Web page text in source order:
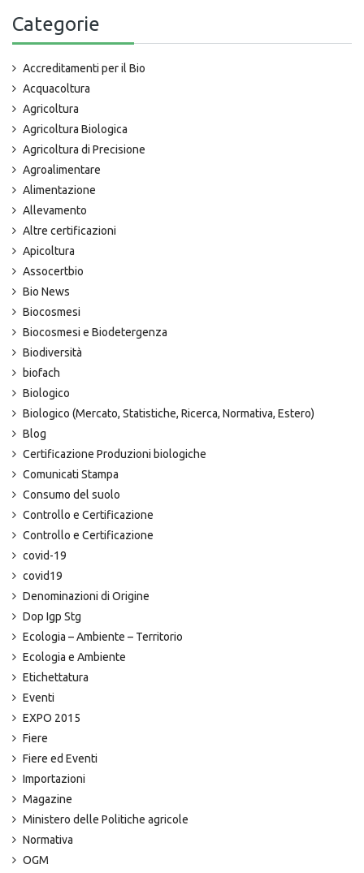
Categorie
Accreditamenti per il Bio
Acquacoltura
Agricoltura
Agricoltura Biologica
Agricoltura di Precisione
Agroalimentare
Alimentazione
Allevamento
Altre certificazioni
Apicoltura
Assocertbio
Bio News
Biocosmesi
Biocosmesi e Biodetergenza
Biodiversità
biofach
Biologico
Biologico (Mercato, Statistiche, Ricerca, Normativa, Estero)
Blog
Certificazione Produzioni biologiche
Comunicati Stampa
Consumo del suolo
Controllo e Certificazione
Controllo e Certificazione
covid-19
covid19
Denominazioni di Origine
Dop Igp Stg
Ecologia – Ambiente – Territorio
Ecologia e Ambiente
Etichettatura
Eventi
EXPO 2015
Fiere
Fiere ed Eventi
Importazioni
Magazine
Ministero delle Politiche agricole
Normativa
OGM